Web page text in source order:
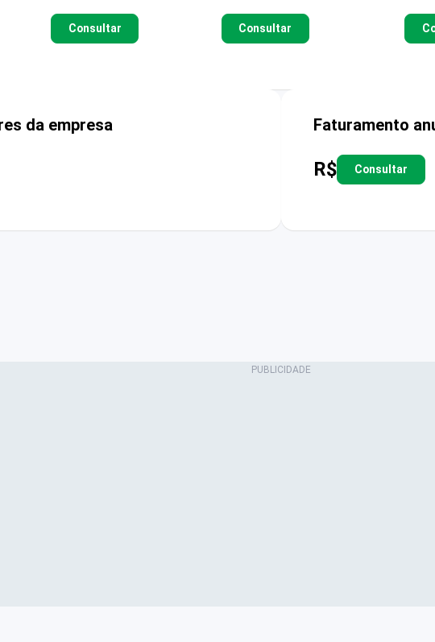
Consultar Consultar
da empresa Faturamento
R$ Consultar